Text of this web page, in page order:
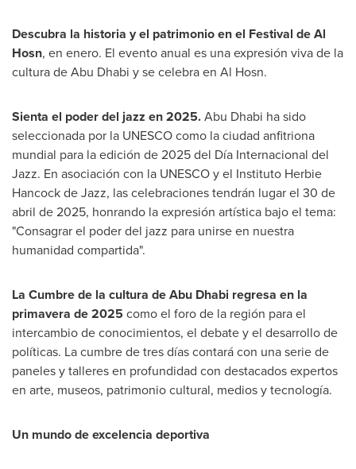
Descubra la historia y el patrimonio en el Festival deAl
Hosn, en enero. El evento anual es una expresión viva de la
cultura deAbu Dhabi y se celebra en Al Hosn.
Sienta el poder del jazz en 2025.Abu Dhabi ha sido
seleccionada por la UNESCO como la ciudad anfitriona
mundial para la edición de 2025 del Día Internacional del
Jazz. En asociación con la UNESCO y el Instituto Herbie
Hancock de Jazz, las celebraciones tendrán lugar el 30 de
abril de 2025, honrando la expresión artística bajo el tema:
"Consagrar el poder del jazz para unirse en nuestra
humanidad compartida".
La Cumbre de la cultura deAbu Dhabi regresa en la
primavera de 2025 como el foro de la región para el
intercambio de conocimientos, el debate y el desarrollo de
políticas. La cumbre de tres días contará con una serie de
paneles y talleres en profundidad con destacados expertos
en arte, museos, patrimonio cultural, medios y tecnología.
Un mundo de excelencia deportiva